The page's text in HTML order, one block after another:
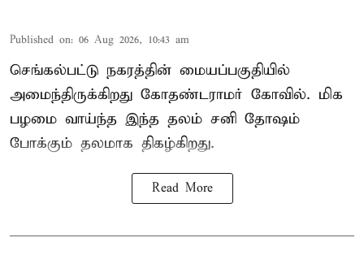
Published on: 06 Aug 2026, 10:43 am
செங்கல்பட்டு நகரத்தின் மையப்பகுதியில்
அமைந்திருக்கிறது கோதண்டராமர் கோவில். மிக
பழமை வாய்ந்த இந்த தலம் சனி தோஷம்
போக்கும் தலமாக திகழ்கிறது.
Read More